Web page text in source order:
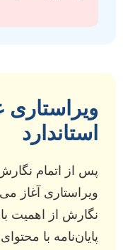
استاندارد
پس از اتمام نگارش
ویراستاری آغاز
نگارش از اهمیت
پایان‌نامه با